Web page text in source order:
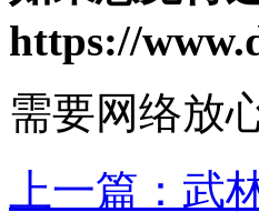
https://
需要网络放
上一篇： 武